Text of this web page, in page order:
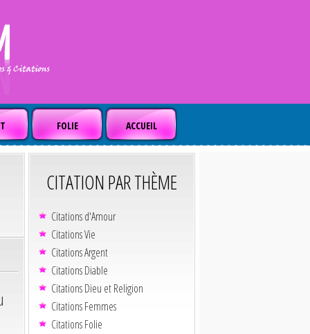
FOLIE ACCUEIL
CITATION PAR THÈME
Citations d'Amour
Citations Vie
Citations Argent
Citations Diable
Citations Dieu et Religion
Citations Femmes
Citations Folie